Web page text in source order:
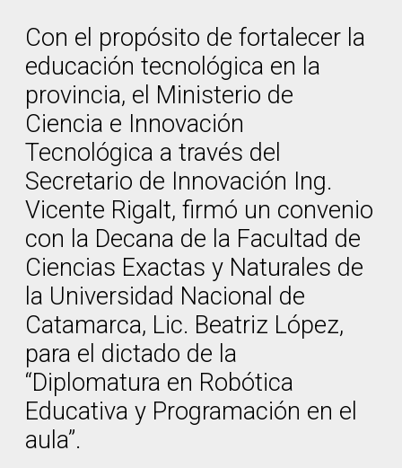
Con el propósito de fortalecer la
educación tecnológica en la
provincia, el Ministerio de
Ciencia e Innovación
Tecnológica a través del
Secretario de Innovación Ing.
Vicente Rigalt, firmó un convenio
con la Decana de la Facultad de
Ciencias Exactas y Naturales de
la Universidad Nacional de
Catamarca, Lic. Beatriz López,
para el dictado de la
“Diplomatura en Robótica
Educativa y Programación en el
aula”.